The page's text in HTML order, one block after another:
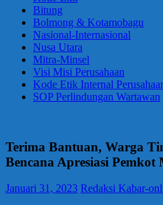
Bitung
Bolmong & Kotamobagu
Nasional-Internasional
Nusa Utara
Mitra-Minsel
Visi Misi Perusahaan
Kode Etik Internal
SOP Perlindungan Wartawan
Terima Bantuan, Warga
Bencana Apresiasi Pemkot
Januari 31, 2023 Redaksi Kabar-